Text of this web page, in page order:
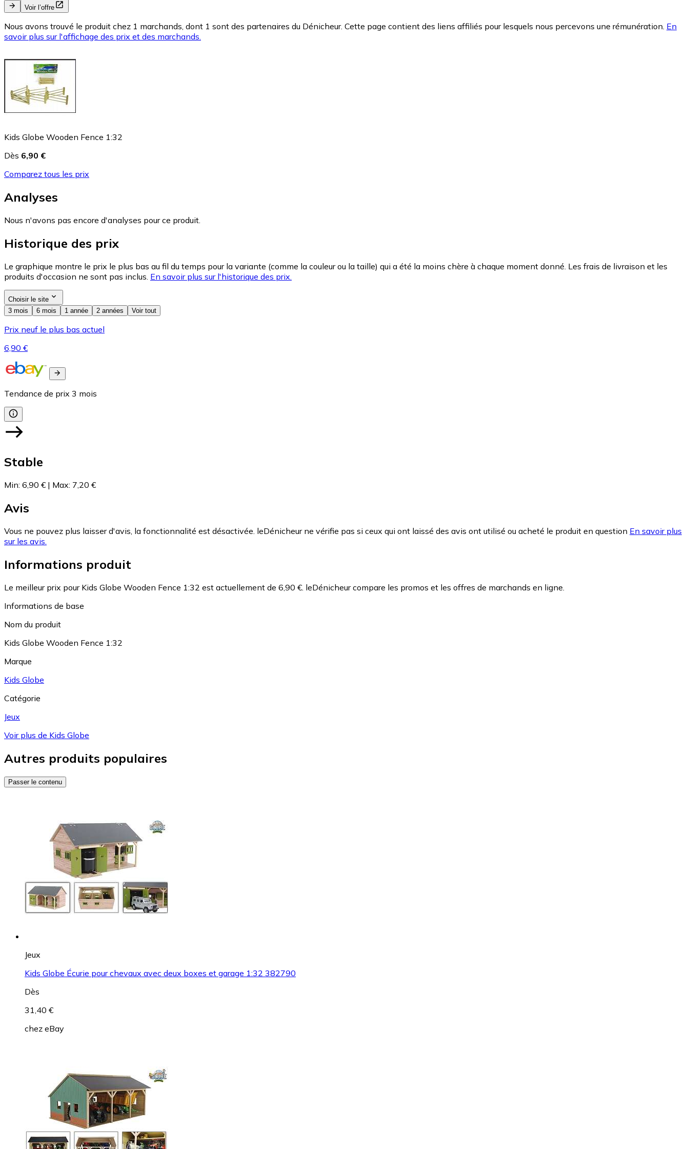
Voir l’offre
Nous avons trouvé le produit chez 1 marchands, dont 1 sont des partenaires du Dénicheur. Cette page contient des liens affiliés pour lesquels nous percevons une rémunération. En
savoir plus sur l'affichage des prix et des marchands.
Kids Globe Wooden Fence 1:32
Dès 6,90 €
Comparez tous les prix
Analyses
Nous n'avons pas encore d'analyses pour ce produit.
Historique des prix
Le graphique montre le prix le plus bas au fil du temps pour la variante (comme la couleur ou la taille) qui a été la moins chère à chaque moment donné. Les frais de livraison et les
produits d'occasion ne sont pas inclus. En savoir plus sur l'historique des prix.
Choisir le site
3 mois
6 mois 1 année 2 années Voir tout
Prix neuf le plus bas actuel
6,90 €
Tendance de prix 3 mois
Stable
Min: 6,90 € | Max: 7,20 €
Avis
Vous ne pouvez plus laisser d'avis, la fonctionnalité est désactivée. leDénicheur ne vérifie pas si ceux qui ont laissé des avis ont utilisé ou acheté le produit en question En savoir plus
sur les avis.
Informations produit
Le meilleur prix pour Kids Globe Wooden Fence 1:32 est actuellement de 6,90 €. leDénicheur compare les promos et les offres de marchands en ligne.
Informations de base
Nom du produit
Kids Globe Wooden Fence 1:32
Marque
Kids Globe
Catégorie
Jeux
Voir plus de Kids Globe
Autres produits populaires
Passer le contenu
Jeux
Kids Globe Écurie pour chevaux avec deux boxes et garage 1:32 382790
Dès
31,40 €
chez eBay